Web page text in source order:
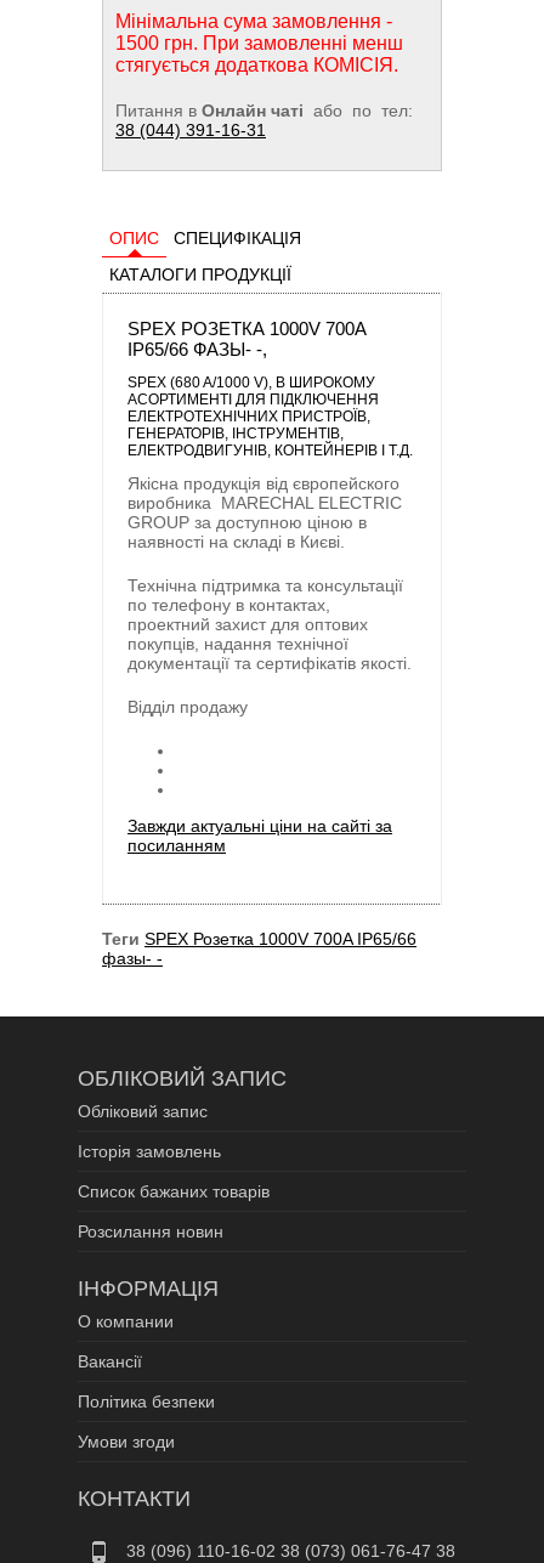
Мінімальна сума замовлення -
1500 грн. При замовленні менш
стягується додаткова КОМІСІЯ.
Питання в Онлайн чаті або по тел:
38 (044) 391-16-31
ОПИС
СПЕЦИФІКАЦІЯ
КАТАЛОГИ ПРОДУКЦІЇ
SPEX РОЗЕТКА 1000V 700A
IP65/66 ФАЗЫ- -,
SPEX (680 A/1000 V), В ШИРОКОМУ
АСОРТИМЕНТІ ДЛЯ ПІДКЛЮЧЕННЯ
ЕЛЕКТРОТЕХНІЧНИХ ПРИСТРОЇВ,
ГЕНЕРАТОРІВ, ІНСТРУМЕНТІВ,
ЕЛЕКТРОДВИГУНІВ, КОНТЕЙНЕРІВ І Т.Д.
Якісна продукція від європейского
виробника MARECHAL ELECTRIC
GROUP за доступною ціною в
наявності на складі в Києві.
Технічна підтримка та консультації
по телефону в контактах,
проектний захист для оптових
покупців, надання технічної
документації та сертифікатів якості.
Відділ продажу
Завжди актуальні ціни на сайті за
посиланням
Теги SPEX Розетка 1000V 700A IP65/66
фазы- -
ОБЛІКОВИЙ ЗАПИС
Обліковий запис
Історія замовлень
Список бажаних товарів
Розсилання новин
ІНФОРМАЦІЯ
О компании
Вакансії
Політика безпеки
Умови згоди
КОНТАКТИ
38 (096) 110-16-02 38 (073) 061-76-47 38